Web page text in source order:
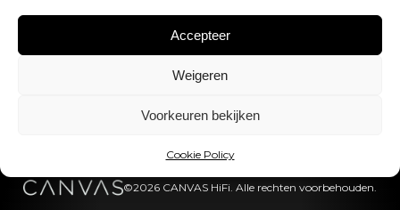
Accepteer
Weigeren
Voorkeuren bekijken
Cookie Policy
BTW-nummer:DK43519425
©2026 CANVAS HiFi. Alle rechten voorbehouden.